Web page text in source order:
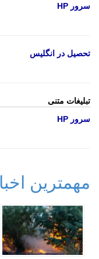
سرور HP
تحصیل در انگلیس
تبلیغات متنی
سرور HP
مهمترین